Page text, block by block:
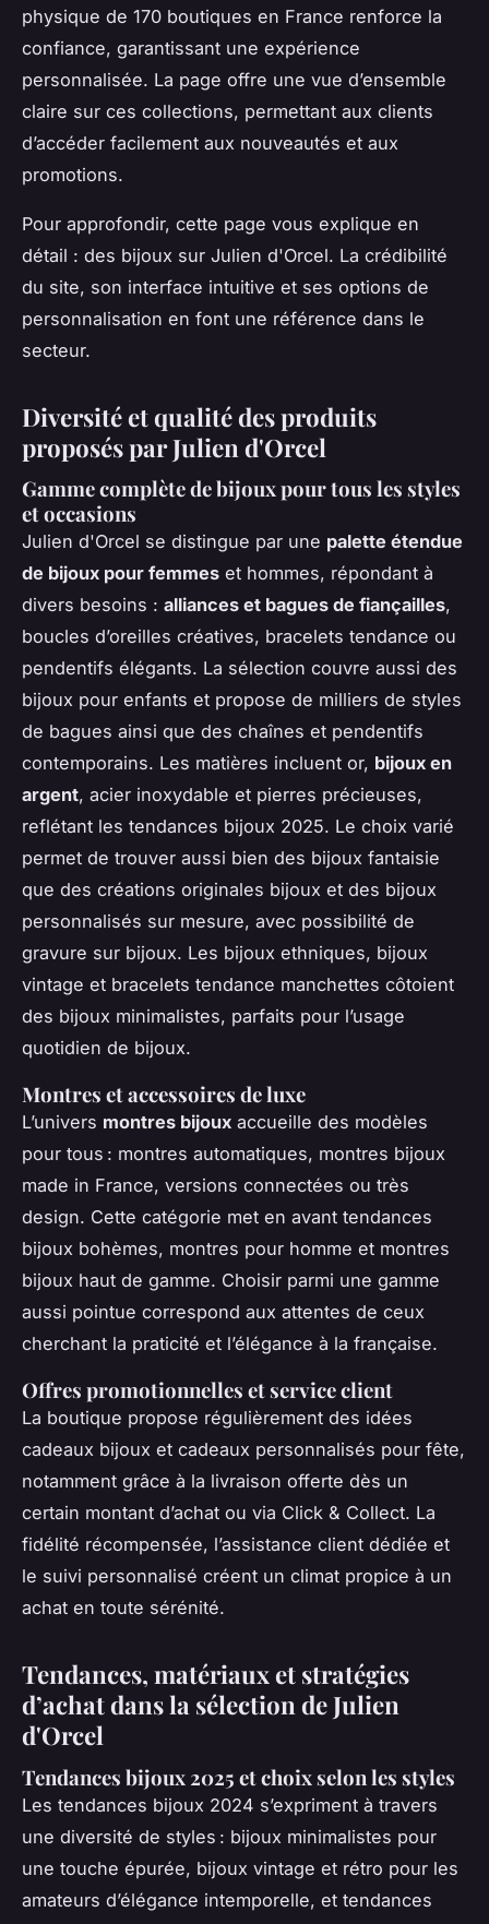
physique de 170 boutiques en France renforce la
confiance, garantissant une expérience
personnalisée. La page offre une vue d’ensemble
claire sur ces collections, permettant aux clients
d’accéder facilement aux nouveautés et aux
promotions.
Pour approfondir, cette page vous explique en
détail : des bijoux sur Julien d'Orcel. La crédibilité
du site, son interface intuitive et ses options de
personnalisation en font une référence dans le
secteur.
Diversité et qualité des produits
proposés par Julien d'Orcel
Gamme complète de bijoux pour tous les styles
et occasions
Julien d'Orcel se distingue par une palette étendue
de bijoux pour femmes et hommes, répondant à
divers besoins : alliances et bagues de fiançailles,
boucles d’oreilles créatives, bracelets tendance ou
pendentifs élégants. La sélection couvre aussi des
bijoux pour enfants et propose de milliers de styles
de bagues ainsi que des chaînes et pendentifs
contemporains. Les matières incluent or, bijoux en
argent, acier inoxydable et pierres précieuses,
reflétant les tendances bijoux 2025. Le choix varié
permet de trouver aussi bien des bijoux fantaisie
que des créations originales bijoux et des bijoux
personnalisés sur mesure, avec possibilité de
gravure sur bijoux. Les bijoux ethniques, bijoux
vintage et bracelets tendance manchettes côtoient
des bijoux minimalistes, parfaits pour l’usage
quotidien de bijoux.
Montres et accessoires de luxe
L’univers montres bijoux accueille des modèles
pour tous : montres automatiques, montres bijoux
made in France, versions connectées ou très
design. Cette catégorie met en avant tendances
bijoux bohèmes, montres pour homme et montres
bijoux haut de gamme. Choisir parmi une gamme
aussi pointue correspond aux attentes de ceux
cherchant la praticité et l’élégance à la française.
Offres promotionnelles et service client
La boutique propose régulièrement des idées
cadeaux bijoux et cadeaux personnalisés pour fête,
notamment grâce à la livraison offerte dès un
certain montant d’achat ou via Click & Collect. La
fidélité récompensée, l’assistance client dédiée et
le suivi personnalisé créent un climat propice à un
achat en toute sérénité.
Tendances, matériaux et stratégies
d’achat dans la sélection de Julien
d'Orcel
Tendances bijoux 2025 et choix selon les styles
Les tendances bijoux 2024 s’expriment à travers
une diversité de styles : bijoux minimalistes pour
une touche épurée, bijoux vintage et rétro pour les
amateurs d’élégance intemporelle, et tendances